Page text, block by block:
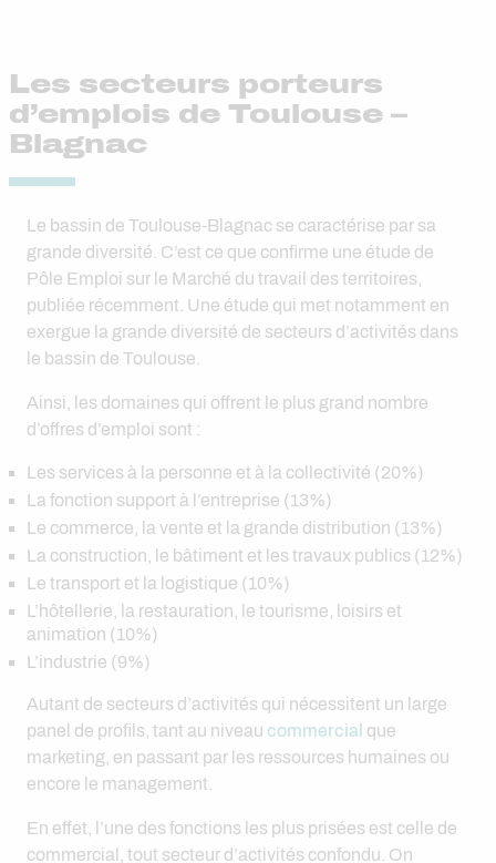
Les secteurs porteurs
d’emplois de Toulouse –
Blagnac
Le bassin de Toulouse-Blagnac se caractérise par sa
grande diversité. C’est ce que confirme une étude de
Pôle Emploi sur le Marché du travail des territoires,
publiée récemment. Une étude qui met notamment en
exergue la grande diversité de secteurs d’activités dans
le bassin de Toulouse.
Ainsi, les domaines qui offrent le plus grand nombre
d’offres d’emploi sont :
Les services à la personne et à la collectivité (20%)
La fonction support à l’entreprise (13%)
Le commerce, la vente et la grande distribution (13%)
La construction, le bâtiment et les travaux publics (12%)
Le transport et la logistique (10%)
L’hôtellerie, la restauration, le tourisme, loisirs et
animation (10%)
L’industrie (9%)
Autant de secteurs d’activités qui nécessitent un large
panel de profils, tant au niveau commercial que
marketing, en passant par les ressources humaines ou
encore le management.
En effet, l’une des fonctions les plus prisées est celle de
commercial, tout secteur d’activités confondu. On